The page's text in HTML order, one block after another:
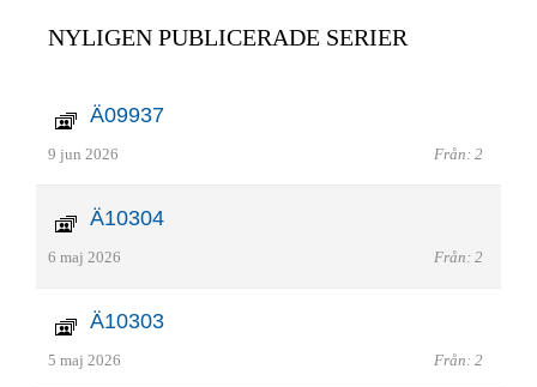
NYLIGEN PUBLICERADE SERIER
Ä09937
9 jun 2026 Från: 2
Ä10304
6 maj 2026 Från: 2
Ä10303
5 maj 2026 Från: 2